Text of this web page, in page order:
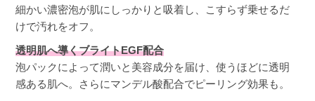
いやすいです！洗いたての顔のトーンが白くな
る気がします。リピ予定です
細かい濃密泡が肌にしっかりと吸着し、こすらず乗せるだ
けで汚れをオフ。
透明肌へ導くブライトEGF配合
泡パックによって潤いと美容成分を届け、使うほどに透明
感ある肌へ。さらにマンデル酸配合でピーリング効果も。